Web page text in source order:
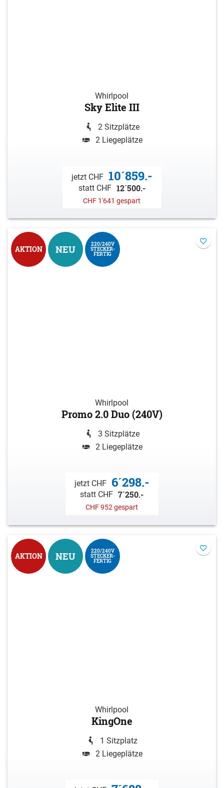
Whirlpool
Sky Elite III
2 Sitzplätze
2 Liegeplätze
jetzt CHF 10´859.-
statt CHF 12´500.-
CHF 1'641 gespart
AKTION NEU 220/240V
STECKER-
FERTIG
Whirlpool
Promo 2.0 Duo (240V)
3 Sitzplätze
2 Liegeplätze
jetzt CHF 6´298.-
statt CHF 7´250.-
CHF 952 gespart
AKTION NEU 220/240V
STECKER-
FERTIG
Whirlpool
KingOne
1 Sitzplatz
2 Liegeplätze